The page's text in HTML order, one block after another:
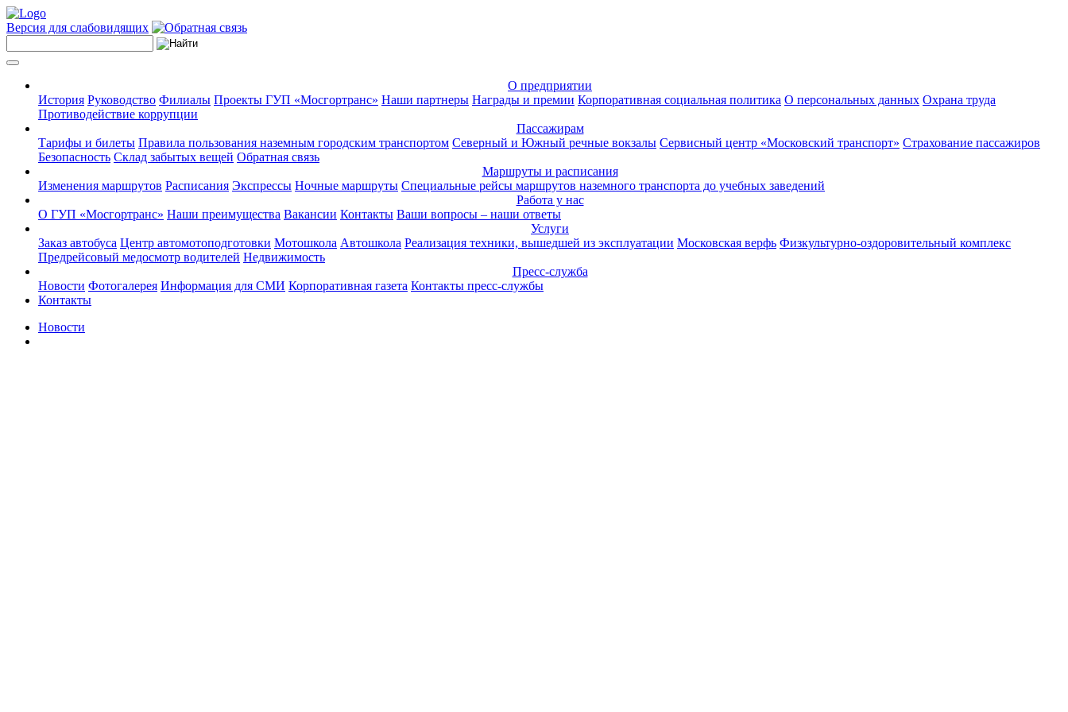
Версия для слабовидящих
О предприятии
История Руководство Филиалы Проекты ГУП «Мосгортранс» Наши партнеры Награды и премии Корпоративная социальная политика О персональных данных Охрана труда
Противодействие коррупции
Пассажирам
Тарифы и билеты Правила пользования наземным городским транспортом Северный и Южный речные вокзалы Сервисный центр «Московский транспорт» Страхование пассажиров
Безопасность Склад забытых вещей Обратная связь
Маршруты и расписания
Изменения маршрутов Расписания Экспрессы Ночные маршруты Специальные рейсы маршрутов наземного транспорта до учебных заведений
Работа у нас
О ГУП «Мосгортранс» Наши преимущества Вакансии Контакты Ваши вопросы – наши ответы
Услуги
Заказ автобуса Центр автомотоподготовки Мотошкола Автошкола Реализация техники, вышедшей из эксплуатации Московская верфь Физкультурно-оздоровительный комплекс
Предрейсовый медосмотр водителей Недвижимость
Пресс-служба
Новости Фотогалерея Информация для СМИ Корпоративная газета Контакты пресс-службы
Контакты
Новости